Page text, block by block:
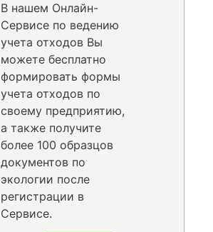
В нашем Онлайн-
Сервисе по ведению
учета отходов Вы
можете бесплатно
формировать формы
учета отходов по
своему предприятию,
а также получите
более 100 образцов
документов по
экологии после
регистрации в
Сервисе.